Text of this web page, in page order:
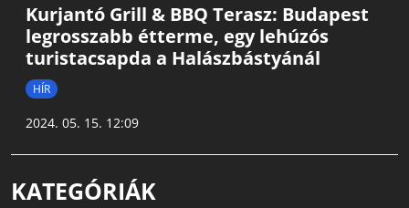
Kurjantó Grill & BBQ Terasz: Budapest
legrosszabb étterme, egy lehúzós
turistacsapda a Halászbástyánál
HÍR
2024. 05. 15. 12:09
KATEGÓRIÁK